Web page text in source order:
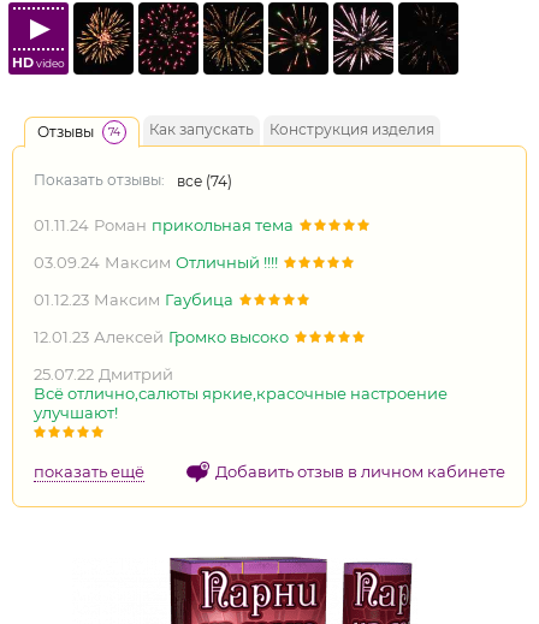
HDvideo
Отзывы 74 Как запускать Конструкция изделия
Показать отзывы: все (74)
01.11.24 Роман прикольная тема
03.09.24 Максим Отличный !!!!
01.12.23 Максим Гаубица
12.01.23 Алексей Громко высоко
25.07.22 Дмитрий
Всё отлично,салюты яркие,красочные настроение
улучшают!
показать ещё Добавить отзыв в личном кабинете